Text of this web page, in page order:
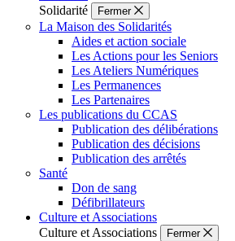
Solidarité
Fermer
La Maison des Solidarités
Aides et action sociale
Les Actions pour les Seniors
Les Ateliers Numériques
Les Permanences
Les Partenaires
Les publications du CCAS
Publication des délibérations
Publication des décisions
Publication des arrêtés
Santé
Don de sang
Défibrillateurs
Culture et Associations
Culture et Associations
Fermer